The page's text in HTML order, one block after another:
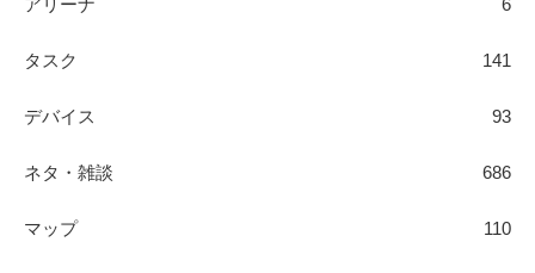
アリーナ 6
タスク 141
デバイス 93
ネタ・雑談 686
マップ 110